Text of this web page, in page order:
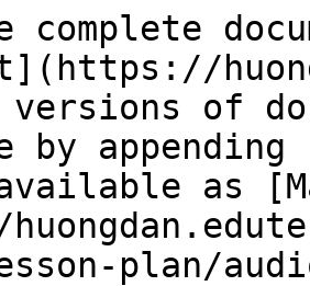
complete
versions of
by
as
plan/